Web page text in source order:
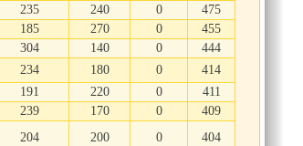
235 240 0
475
185 270 0
455
304 140 0
444
234 180 0
414
191 220 0
411
239 170 0
409
204 200 0
404